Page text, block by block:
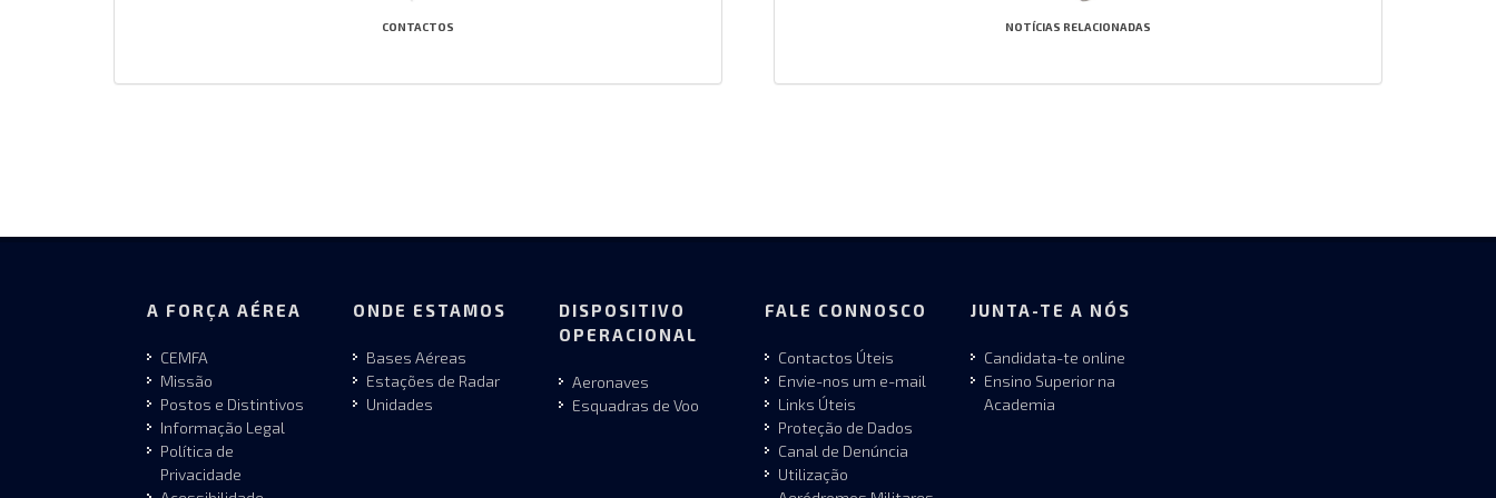
CONTACTOS NOTÍCIAS RELACIONADAS
A FORÇA AÉREA
CEMFA
Missão
Postos e Distintivos
Informação Legal
Política de
Privacidade
ONDE ESTAMOS
Bases Aéreas
Estações de Radar
Unidades
DISPOSITIVO
OPERACIONAL
Aeronaves
Esquadras de Voo
FALE CONNOSCO
Contactos Úteis
Envie-nos um e-mail
Links Úteis
Proteção de Dados
Canal de Denúncia
Utilização
JUNTA-TE A NÓS
Candidata-te online
Ensino Superior na
Academia